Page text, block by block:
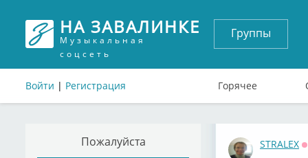
НА ЗАВАЛИНКЕ
Музыкальная
соцсеть
Войти | Регистрация
Группы
Горячее
Пожалуйста STRALEX